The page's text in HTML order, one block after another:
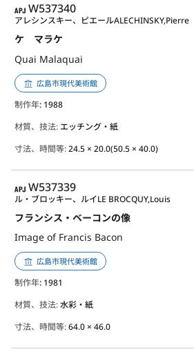
APJ
W537340
ケ マラケ
Quai Malaquai
アレシンスキー、ピエールALECHINSKY,Pierre
広島市現代美術館
制作年: 1988
材質、技法: エッチング・紙
寸法、時間等:24.5 × 20.0(50.5 × 40.0)
APJ
W537339
フランシス・ベーコンの像
Image of Francis Bacon
ル・ブロッキー、ルイLE BROCQUY,Louis
広島市現代美術館
制作年: 1981
材質、技法:水彩・紙
寸法、時間等:64.0 × 46.0